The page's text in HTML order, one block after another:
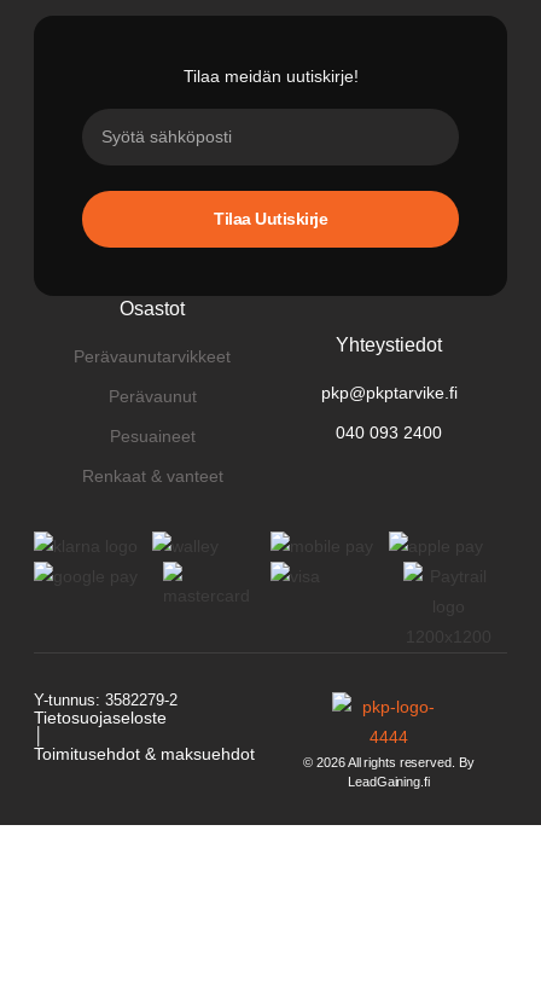
Tilaa meidän uutiskirje!
Tilaa Uutiskirje
Osastot
Perävaunutarvikkeet
Perävaunut
Pesuaineet
Renkaat & vanteet
Yhteystiedot
pkp@pkptarvike.fi
040 093 2400
© 2026 All rights reserved. By
LeadGaining.fi
Y-tunnus: 3582279-2
Tietosuojaseloste
Toimitusehdot & maksuehdot